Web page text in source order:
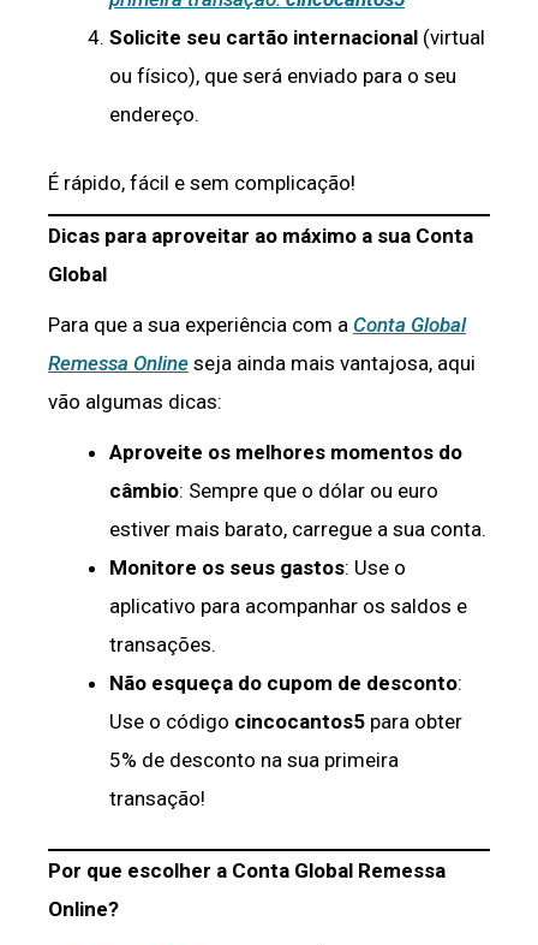
Solicite seu cartão internacional (virtual
ou físico), que será enviado para o seu
endereço.
É rápido, fácil e sem complicação!
Dicas para aproveitar ao máximo a sua Conta
Global
Para que a sua experiência com a Conta Global
Remessa Online seja ainda mais vantajosa, aqui
vão algumas dicas:
Aproveite os melhores momentos do
câmbio: Sempre que o dólar ou euro
estiver mais barato, carregue a sua conta.
Monitore os seus gastos: Use o
aplicativo para acompanhar os saldos e
transações.
Não esqueça do cupom de desconto:
Use o código cincocantos5 para obter
5% de desconto na sua primeira
transação!
Por que escolher a Conta Global Remessa
Online?